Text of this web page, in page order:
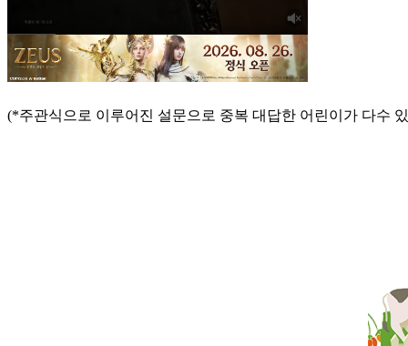
(*주관식으로 이루어진 설문으로 중복 대답한 어린이가 다수